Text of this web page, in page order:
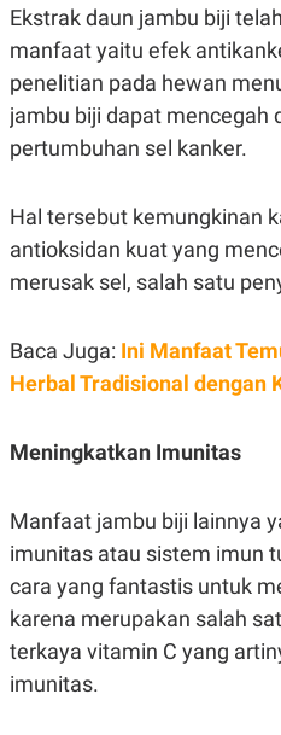
Ekstrak daun jambu biji
manfaat yaitu efek
penelitian pada hewan
jambu biji dapat mencegah
pertumbuhan sel kanker.
Hal tersebut kemungkinan
antioksidan kuat yang
merusak sel, salah satu
Baca Juga: Ini Manfaat
Herbal Tradisional dengan
Meningkatkan Imunitas
Manfaat jambu biji lainnya
imunitas atau sistem imun
cara yang fantastis untuk
karena merupakan salah
terkaya vitamin C yang
imunitas.